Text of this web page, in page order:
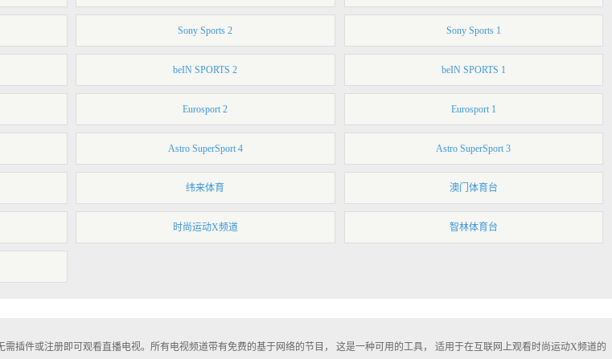
Sony Sports 2 Sony Sports 1
beIN SPORTS 2 beIN SPORTS 1
Eurosport 2 Eurosport 1
Astro SuperSport 4 Astro SuperSport 3
纬来体育 澳门体育台
时尚运动X频道 智林体育台
插件或注册即可观看直播电视。所有电视频道带有免费的基于网络的节目， 这是一种可用的工具， 适用于在互联网上观看时尚运动X频道的